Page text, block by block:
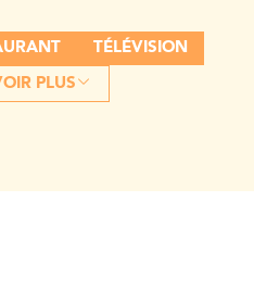
TÉLÉVISION
PLUS